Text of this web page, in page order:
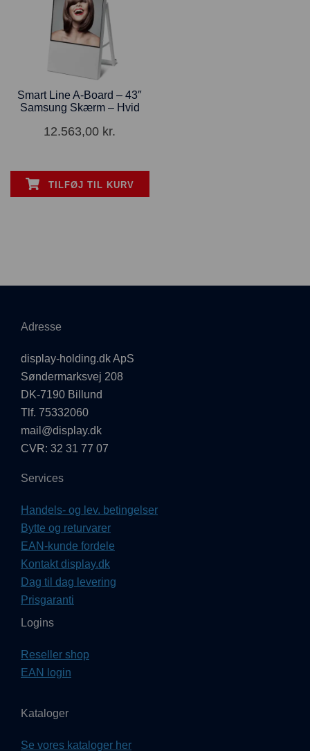
Smart Line A-Board – 43″
Samsung Skærm – Hvid
12.563,00 kr.
TILFØJ TIL KURV
Adresse
display-holding.dk ApS
Søndermarksvej 208
DK-7190 Billund
Tlf. 75332060
mail@display.dk
CVR: 32 31 77 07
Services
Handels- og lev. betingelser
Bytte og returvarer
EAN-kunde fordele
Kontakt display.dk
Dag til dag levering
Prisgaranti
Logins
Reseller shop
EAN login
Kataloger
Se vores kataloger her